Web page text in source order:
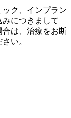
ク、インプラン
みにつきまして
合は、治療をお断
い。